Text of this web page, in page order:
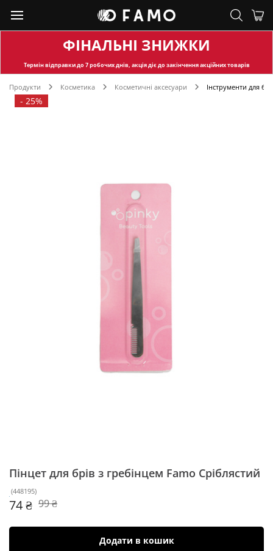
ФІНАЛЬНІ ЗНИЖКИ
Термін відправкидо 7 робочих днів, акція діє до закінчення акційних товарів
Продукти Косметика Косметичні аксесуари Інструменти для
- 25%
Пінцет для брів з гребінцем Famo Сріблястий
(448195)
74 ₴ 99 ₴
Додати в кошик